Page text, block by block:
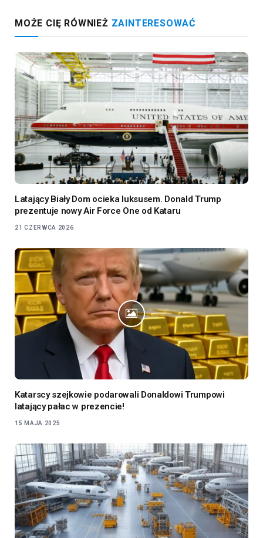
MOŻE CIĘ RÓWNIEŻ ZAINTERESOWAĆ
Latający Biały Dom ocieka luksusem. Donald Trump
prezentuje nowy Air Force One od Kataru
21 CZERWCA 2026
Katarscy szejkowie podarowali Donaldowi Trumpowi
latający pałac w prezencie!
15 MAJA 2025